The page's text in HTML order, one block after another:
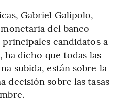
Gabriel Galipolo,
del banco
candidatos a
dicho que todas las
subida, están sobre la
decisión sobre las tasas